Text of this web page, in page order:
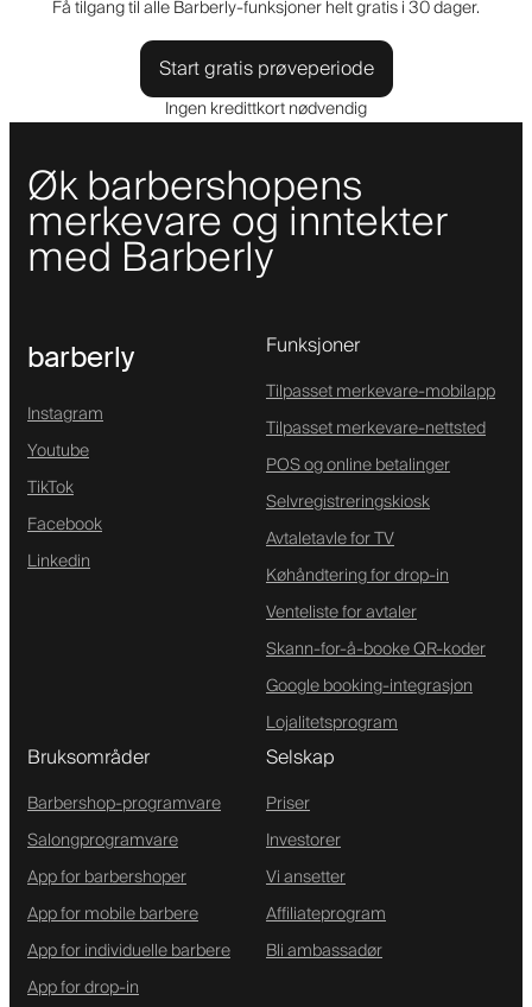
Få tilgang til alle Barberly-funksjoner helt gratis i 30 dager.
Start gratis prøveperiode
Ingen kredittkort nødvendig
Øk barbershopens
merkevare og inntekter
med Barberly
barberly
Instagram
Youtube
TikTok
Facebook
Linkedin
Funksjoner
Tilpasset merkevare-mobilapp
Tilpasset merkevare-nettsted
POS og online betalinger
Selvregistreringskiosk
Avtaletavle for TV
Køhåndtering for drop-in
Venteliste for avtaler
Skann-for-å-booke QR-koder
Google booking-integrasjon
Lojalitetsprogram
Bruksområder
Barbershop-programvare
Salongprogramvare
App for barbershoper
App for mobile barbere
App for individuelle barbere
App for drop-in
Selskap
Priser
Investorer
Vi ansetter
Affiliateprogram
Bli ambassadør